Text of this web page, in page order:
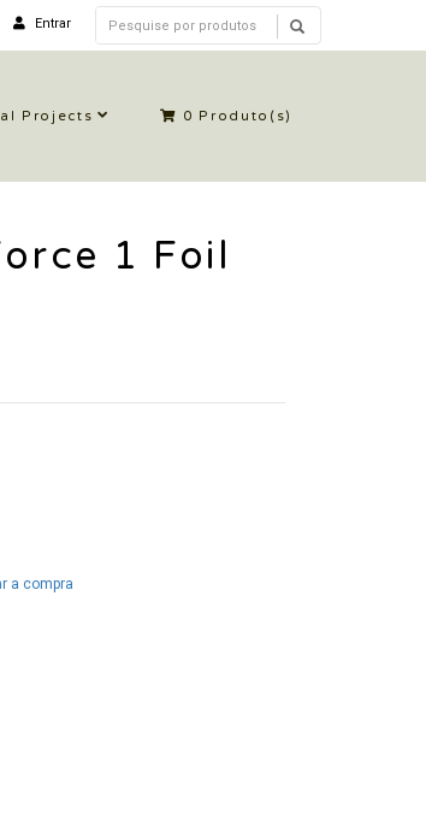
Entrar
Projects 0 Produto(s)
1 Foil
a compra